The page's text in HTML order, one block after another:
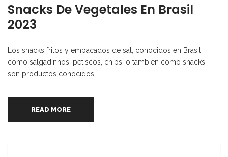
Snacks De Vegetales En Brasil
2023
Los snacks fritos y empacados de sal, conocidos en Brasil
como salgadinhos, petiscos, chips, o también como snacks,
son productos conocidos
READ MORE